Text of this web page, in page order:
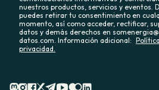
nuestros productos, servicios y eventos.
puedes retirar tu consentimiento en
momento, así como acceder, rectificar,
datos y demás derechos en
datos.com. Información adicional:
privacidad.